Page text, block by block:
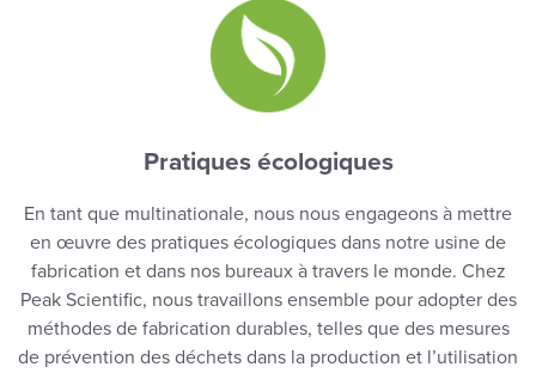
Pratiques écologiques
En tant que multinationale, nous nous engageons à mettre
en œuvre des pratiques écologiques dans notre usine de
fabrication et dans nos bureaux à travers le monde. Chez
Peak Scientific, nous travaillons ensemble pour adopter des
méthodes de fabrication durables, telles que des mesures
de prévention des déchets dans la production et l’utilisation